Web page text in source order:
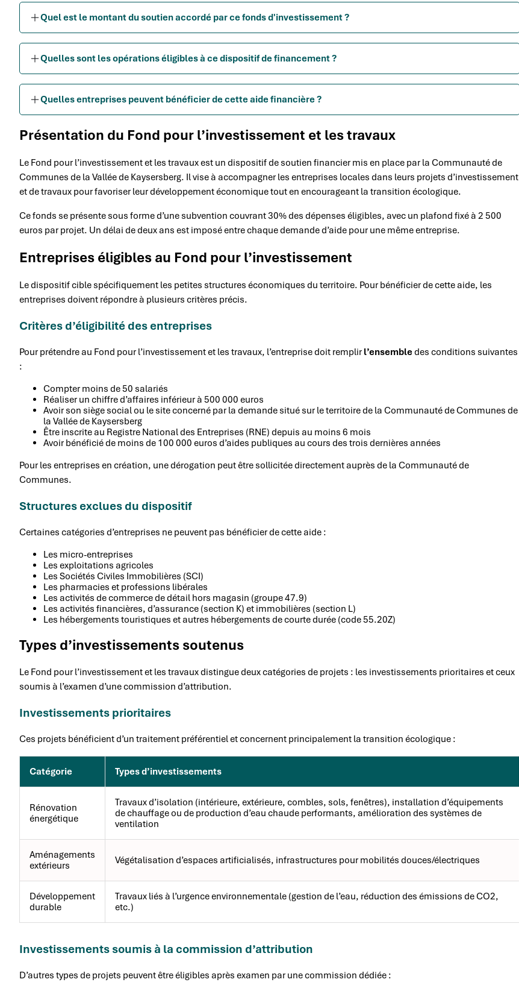
Quel est le montant du soutien accordé par ce fonds d'investissement ?
Quelles sont les opérations éligibles à ce dispositif de financement ?
Quelles entreprises peuvent bénéficier de cette aide financière ?
Présentation du Fond pour l’investissement et les travaux
Le Fond pour l’investissement et les travaux est un dispositif de soutien financier mis en place par la Communauté de
Communes de la Vallée de Kaysersberg. Il vise à accompagner les entreprises locales dans leurs projets d’investissement
et de travaux pour favoriser leur développement économique tout en encourageant la transition écologique.
Ce fonds se présente sous forme d’une subvention couvrant 30% des dépenses éligibles, avec un plafond fixé à 2 500
euros par projet. Un délai de deux ans est imposé entre chaque demande d’aide pour une même entreprise.
Entreprises éligibles au Fond pour l’investissement
Le dispositif cible spécifiquement les petites structures économiques du territoire. Pour bénéficier de cette aide, les
entreprises doivent répondre à plusieurs critères précis.
Critères d’éligibilité des entreprises
Pour prétendre au Fond pour l’investissement et les travaux, l’entreprise doit remplir l’ensembledes conditions suivantes
:
Compter moins de 50 salariés
Réaliser un chiffre d’affaires inférieur à 500 000 euros
Avoir son siège social ou le site concerné par la demande situé sur le territoire de la Communauté de Communes de
la Vallée de Kaysersberg
Être inscrite au Registre National des Entreprises (RNE) depuis au moins 6 mois
Avoir bénéficié de moins de 100 000 euros d’aides publiques au cours des trois dernières années
Pour les entreprises en création, une dérogation peut être sollicitée directement auprès de la Communauté de
Communes.
Structures exclues du dispositif
Certaines catégories d’entreprises ne peuvent pas bénéficier de cette aide :
Les micro-entreprises
Les exploitations agricoles
Les Sociétés Civiles Immobilières (SCI)
Les pharmacies et professions libérales
Les activités de commerce de détail hors magasin (groupe 47.9)
Les activités financières, d’assurance (section K) et immobilières (section L)
Les hébergements touristiques et autres hébergements de courte durée (code 55.20Z)
Types d’investissements soutenus
Le Fond pour l’investissement et les travaux distingue deux catégories de projets : les investissements prioritaires et ceux
soumis à l’examen d’une commission d’attribution.
Investissements prioritaires
Ces projets bénéficient d’un traitement préférentiel et concernent principalement la transition écologique :
Catégorie Types d’investissements
Rénovation
énergétique
Travaux d’isolation (intérieure, extérieure, combles, sols, fenêtres), installation d’équipements
de chauffage ou de production d’eau chaude performants, amélioration des systèmes de
ventilation
Aménagements
extérieurs
Végétalisation d’espaces artificialisés, infrastructures pour mobilités douces/électriques
Développement
durable
Travaux liés à l’urgence environnementale (gestion de l’eau, réduction des émissions de CO2,
etc.)
Investissements soumis à la commission d’attribution
D’autres types de projets peuvent être éligibles après examen par une commission dédiée :